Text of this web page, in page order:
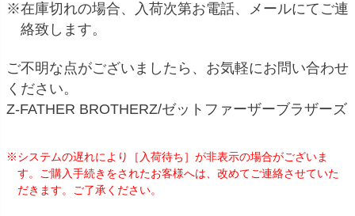
※在庫切れの場合、入荷次第お電話、メールにてご連
絡致します。
ご不明な点がございましたら、お気軽にお問い合わせ
ください。
Z-FATHER BROTHERZ/ゼットファーザーブラザーズ
※システムの遅れにより［入荷待ち］が非表示の場合がございま
す。ご購入手続きをされたお客様へは、改めてご連絡させていた
だきます。ご了承ください。